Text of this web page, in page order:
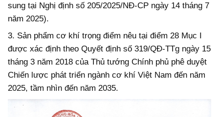
sung tại Nghị định số 205/2025/NĐ-CP ngày 14 tháng 7
năm 2025).
3. Sản phẩm cơ khí trọng điểm nêu tại điểm 28 Mục I
được xác định theo Quyết định số 319/QĐ-TTg ngày 15
tháng 3 năm 2018 của Thủ tướng Chính phủ phê duyệt
Chiến lược phát triển ngành cơ khí Việt Nam đến năm
2025, tầm nhìn đến năm 2035.